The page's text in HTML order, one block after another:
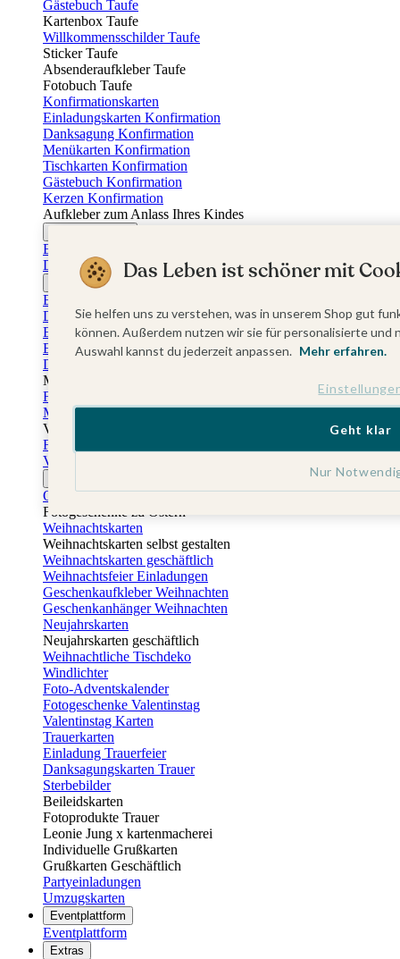
Gästebuch Taufe
Kartenbox Taufe
Willkommensschilder Taufe
Sticker Taufe
Absenderaufkleber Taufe
Fotobuch Taufe
Konfirmationskarten
Einladungskarten Konfirmation
Danksagung Konfirmation
Menükarten Konfirmation
Tischkarten Konfirmation
Gästebuch Konfirmation
Kerzen Konfirmation
Aufkleber zum Anlass Ihres Kindes
Einladungskarten Firmung
Dankeskarten Firmung
Jugendweihekarten
Einladungskarten Jugendweihe
Dankeskarten Jugendweihe
Einschulungskarten
Einladungskarten Einschulung
Danksagung Einschulung
Muttertag
Fotogeschenke Muttertag
Muttertagskarten
Vatertag
Fotogeschenke Vatertag
Vatertagskarten
Osterkarten
Fotogeschenke zu Ostern
Weihnachtskarten
Weihnachtskarten selbst gestalten
Weihnachtskarten geschäftlich
Weihnachtsfeier Einladungen
Geschenkaufkleber Weihnachten
Geschenkanhänger Weihnachten
Neujahrskarten
Neujahrskarten geschäftlich
Weihnachtliche Tischdeko
Windlichter
Foto-Adventskalender
Fotogeschenke Valentinstag
Valentinstag Karten
Trauerkarten
Einladung Trauerfeier
Danksagungskarten Trauer
Sterbebilder
Beileidskarten
Fotoprodukte Trauer
Leonie Jung x kartenmacherei
Individuelle Grußkarten
Grußkarten Geschäftlich
Partyeinladungen
Umzugskarten
Eventplattform
Eventplattform
Extras
Das Leben ist schöner mit
Sie helfen uns zu verstehen, was in unserem Shop gut
können. Außerdem nutzen wir sie für personalisierte
Auswahl kannst du jederzeit anpassen. Mehr erfahren.
Nur
Geht klar